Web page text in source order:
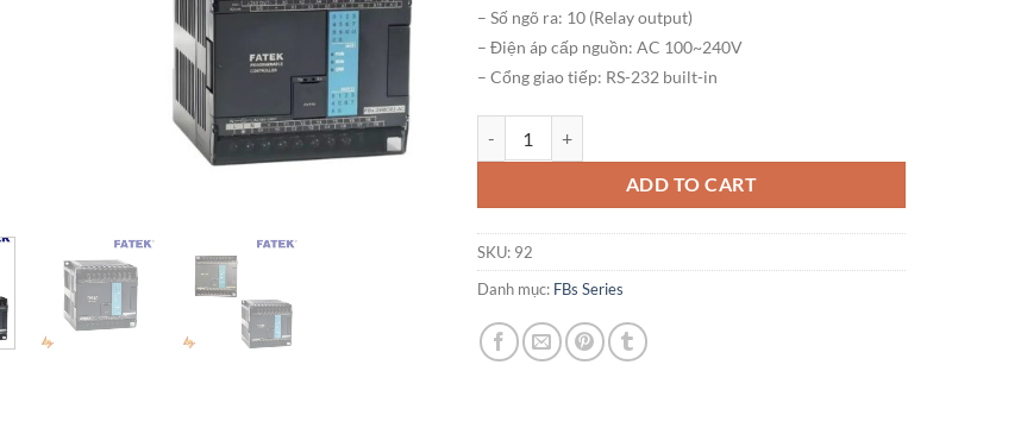
– Số ngõ ra: 10 (Relay output)
– Điện áp cấp nguồn: AC 100~240V
– Cổng giao tiếp: RS-232 built-in
ADD TO CART
SKU: 92
Danh mục: FBs Series